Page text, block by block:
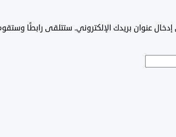
عنوان بريدك الإلكتروني. ستتلقى رابطًا وستقوم